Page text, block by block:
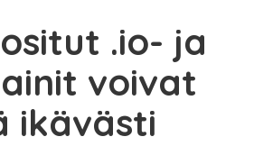
.io- ja
voivat
ikävästi